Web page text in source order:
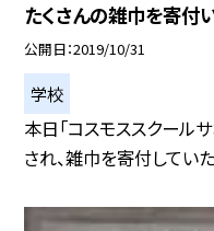
たくさんの雑巾を寄付
公開日 2019/10/31
学校
本日「コスモススクール
され、雑巾を寄付してい